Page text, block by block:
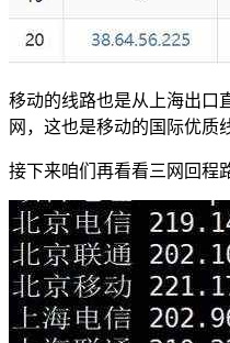
移动的线路也是从上海出口
网，这也是移动的国际优质
接下来咱们再看看三网回程